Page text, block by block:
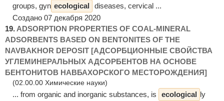
groups, gyn ecological diseases, cervical ...
Создано 07 декабря 2020
19. ADSORPTION PROPERTIES OF COAL-MINERAL
ADSORBENTS BASED ON BENTONITES OF THE
NAVBAKHOR DEPOSIT [АДСОРБЦИОННЫЕ СВОЙСТВА
УГЛЕМИНЕРАЛЬНЫХ АДСОРБЕНТОВ НА ОСНОВЕ
БЕНТОНИТОВ НАВБАХОРСКОГО МЕСТОРОЖДЕНИЯ]
(02.00.00 Химические науки)
... from organic and inorganic substances, is ecological ly